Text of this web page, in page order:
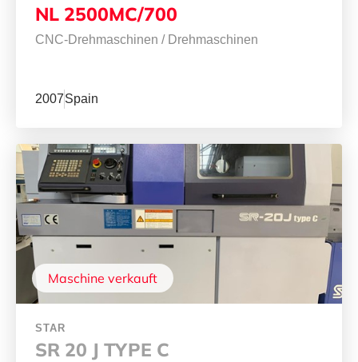
NL 2500MC/700
CNC-Drehmaschinen / Drehmaschinen
2007Spain
Maschine verkauft
STAR
SR 20 J TYPE C